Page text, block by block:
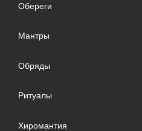
Обереги
Мантры
Обряды
Ритуалы
Хиромантия